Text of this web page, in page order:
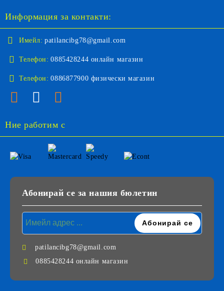
Информация за контакти:
Имейл: patilancibg78@gmail.com
Телефон: 0885428244 онлайн магазин
Телефон: 0886877900 физически магазин
Ние работим с
Абонирай се за нашия бюлетин
patilancibg78@gmail.com
0885428244 онлайн магазин